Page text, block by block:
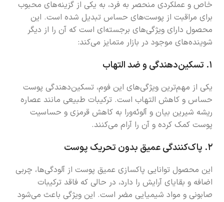
خاص و عملکردی منحصر به فرد، به یکی از گزینه‌های محبوب
برای مراقبت از پوست‌های حساس تبدیل شده است. این
محصول دارای ویژگی‌های برجسته‌ای است که آن را از دیگر
شوینده‌های موجود در بازار متمایز می‌کند:
۱. تسکین‌دهندگی و ضد التهاب
یکی از مهم‌ترین ویژگی‌های این فوم، تسکین‌دهندگی پوست
حساس و کاهش التهاب است. ترکیبات طبیعی مانند عصاره
ریشه شیرین بیان و آلوئه‌ورا به کاهش قرمزی و حساسیت
پوست کمک کرده و آن را آرام می‌کنند.
۲. پاک‌کنندگی عمیق بدون تحریک پوست
این محصول توانایی پاکسازی عمیق پوست از آلودگی‌ها، چربی
اضافه و بقایای آرایش را دارد، در حالی که فاقد ترکیبات
صابونی و مواد شیمیایی مضر است. این ویژگی باعث می‌شود